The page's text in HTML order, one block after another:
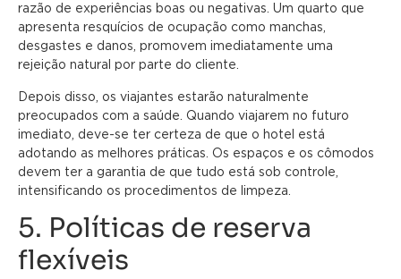
razão de experiências boas ou negativas. Um quarto que
apresenta resquícios de ocupação como manchas,
desgastes e danos, promovem imediatamente uma
rejeição natural por parte do cliente.
Depois disso, os viajantes estarão naturalmente
preocupados com a saúde. Quando viajarem no futuro
imediato, deve-se ter certeza de que o hotel está
adotando as melhores práticas. Os espaços e os cômodos
devem ter a garantia de que tudo está sob controle,
intensificando os procedimentos de limpeza.
5. Políticas de reserva
flexíveis